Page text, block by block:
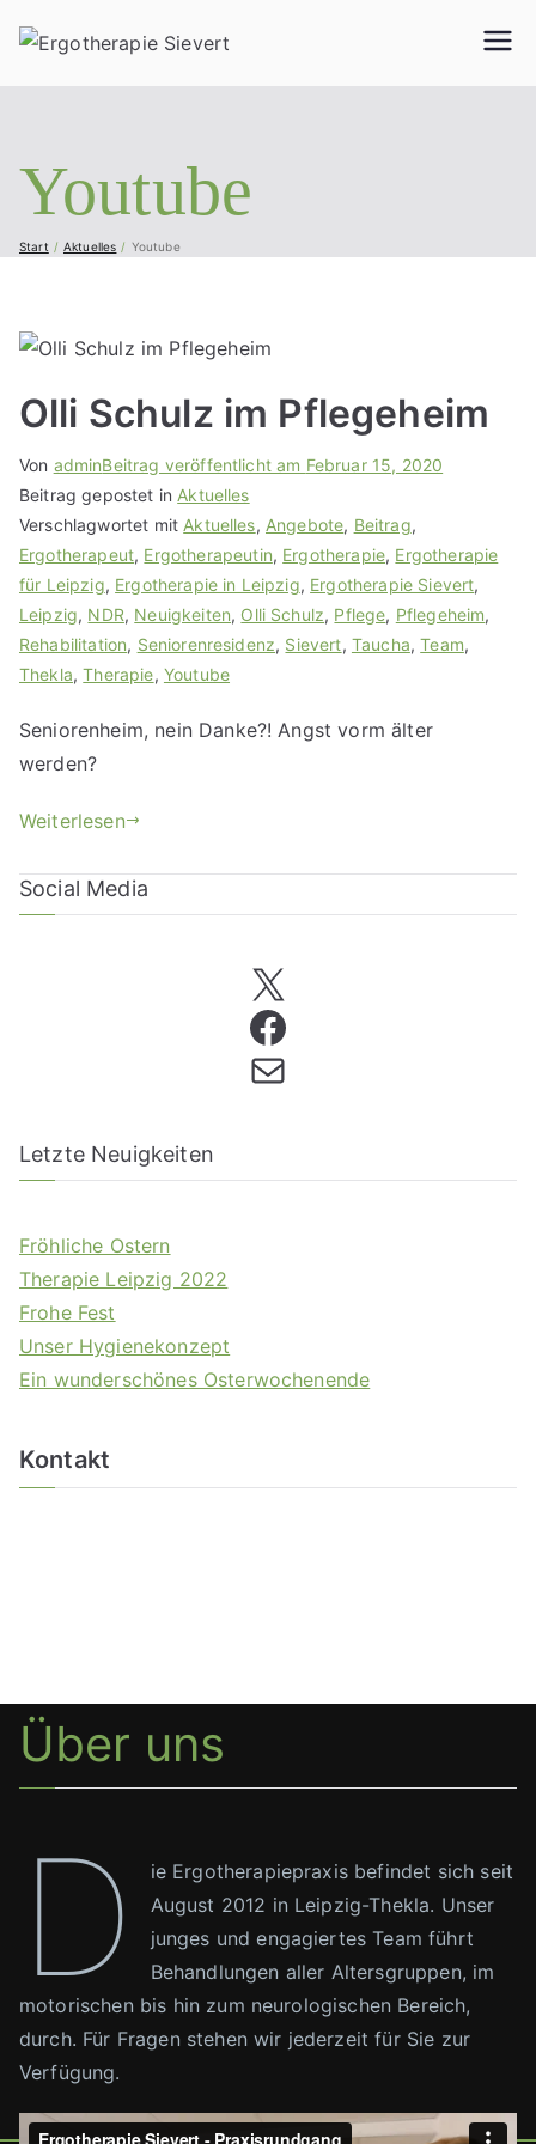
Youtube
Start Aktuelles Youtube
Olli Schulz im Pflegeheim
Von adminBeitrag veröffentlicht am Februar 15, 2020
Beitrag gepostet in Aktuelles
Verschlagwortet mit Aktuelles, Angebote, Beitrag,
Ergotherapeut, Ergotherapeutin, Ergotherapie, Ergotherapie
für Leipzig, Ergotherapie in Leipzig, Ergotherapie Sievert,
Leipzig, NDR, Neuigkeiten, Olli Schulz, Pflege, Pflegeheim,
Rehabilitation, Seniorenresidenz, Sievert, Taucha,Team,
Thekla,Therapie, Youtube
Seniorenheim, nein Danke?! Angst vorm älter
werden?
Weiterlesen
Social Media
Letzte Neuigkeiten
Fröhliche Ostern
Therapie Leipzig 2022
Frohe Fest
Unser Hygienekonzept
Ein wunderschönes Osterwochenende
Kontakt
Über uns
D
ie Ergotherapiepraxis befindet sich seit
August 2012 in Leipzig-Thekla. Unser
junges und engagiertes Team führt
Behandlungen aller Altersgruppen, im
motorischen bis hin zum neurologischen Bereich,
durch. Für Fragen stehen wir jederzeit für Sie zur
Verfügung.